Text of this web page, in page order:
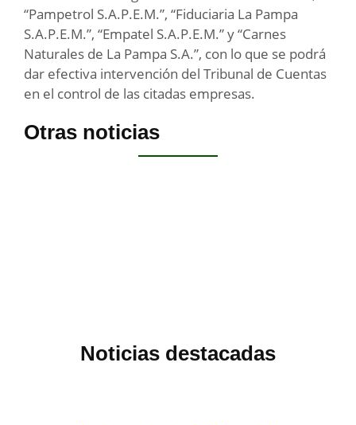
“Pampetrol S.A.P.E.M.”, “Fiduciaria La Pampa
S.A.P.E.M.”, “Empatel S.A.P.E.M.” y “Carnes
Naturales de La Pampa S.A.”, con lo que se podrá
dar efectiva intervención del Tribunal de Cuentas
en el control de las citadas empresas.
Otras noticias
Noticias destacadas